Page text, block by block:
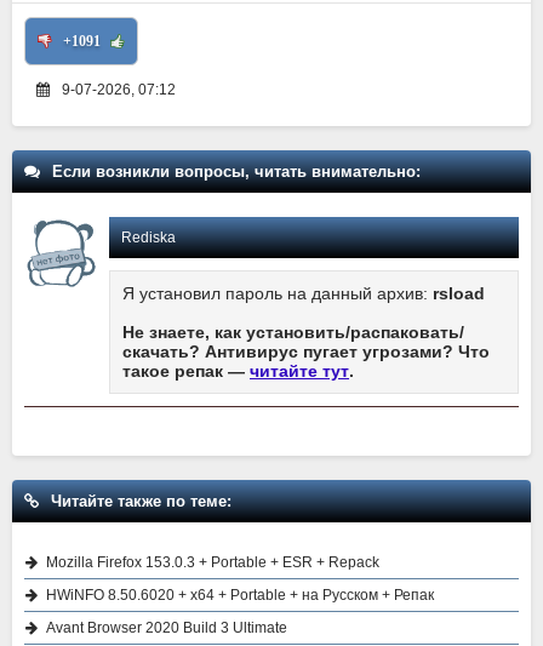
+1091
9-07-2026, 07:12
Если возникли вопросы, читать внимательно:
Rediska
Я установил пароль на данный архив: rsload
Не знаете, как установить/распаковать/
скачать? Антивирус пугает угрозами? Что
такое репак — читайте тут.
Читайте также по теме:
Mozilla Firefox 153.0.3 + Portable + ESR + Repack
HWiNFO 8.50.6020 + x64 + Portable + на Русском + Репак
Avant Browser 2020 Build 3 Ultimate